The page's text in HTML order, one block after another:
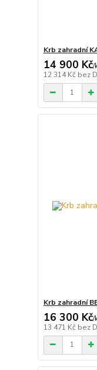
Krb zahradní
14 900 Kč/
12 314 Kč bez
Krb zahradní
16 300 Kč/
13 471 Kč bez